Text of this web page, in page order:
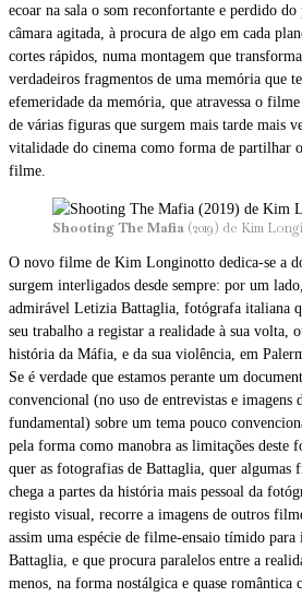
ecoar na sala o som reconfortante e perdido
câmara agitada, à procura de algo em cada
cortes rápidos, numa montagem que
verdadeiros fragmentos de uma memória que
efemeridade da memória, que atravessa o
de várias figuras que surgem mais tarde mais
vitalidade do cinema como forma de partilhar
filme.
Shooting The Mafia (2019) de Kim
O novo filme de Kim Longinotto dedica-se a
surgem interligados desde sempre: por um
admirável Letizia Battaglia, fotógrafa italiana
seu trabalho a registar a realidade à sua volta,
história da Máfia, e da sua violência, em
Se é verdade que estamos perante um
convencional (no uso de entrevistas e imagens
fundamental) sobre um tema pouco
pela forma como manobra as limitações deste
quer as fotografias de Battaglia, quer algumas
chega a partes da história mais pessoal da
registo visual, recorre a imagens de outros
assim uma espécie de filme-ensaio tímido para
Battaglia, e que procura paralelos entre a
menos, na forma nostálgica e quase romântica